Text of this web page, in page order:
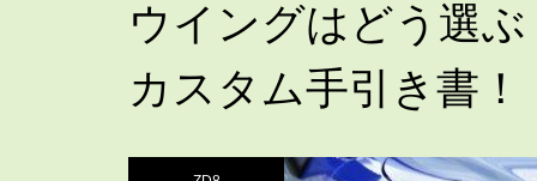
ウイングはどう選
カスタム手引き書！